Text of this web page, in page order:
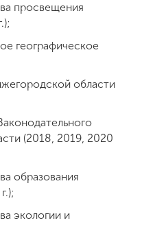
просвещения
географическое
области
(2018, 2019, 2020
образования
экологии и